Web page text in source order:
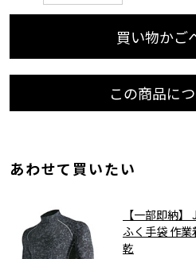
買い物かご
あわせて買いたい
【一部即納
ふく手袋 作業
乾
この商品に